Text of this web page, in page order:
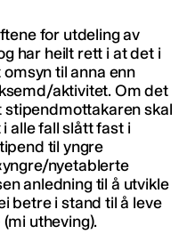
for utdeling av
har heilt rett i at det i
til anna enn
aktivitet. Om det
stipendmottakaren skal
alle fall slått fast i
til yngre
nyetablerte
anledning til å utvikle
betre i stand til å leve
utheving).